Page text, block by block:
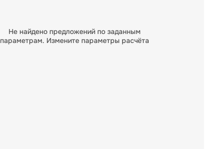
Не найдено предложений по заданным
параметрам. Измените параметры расчёта